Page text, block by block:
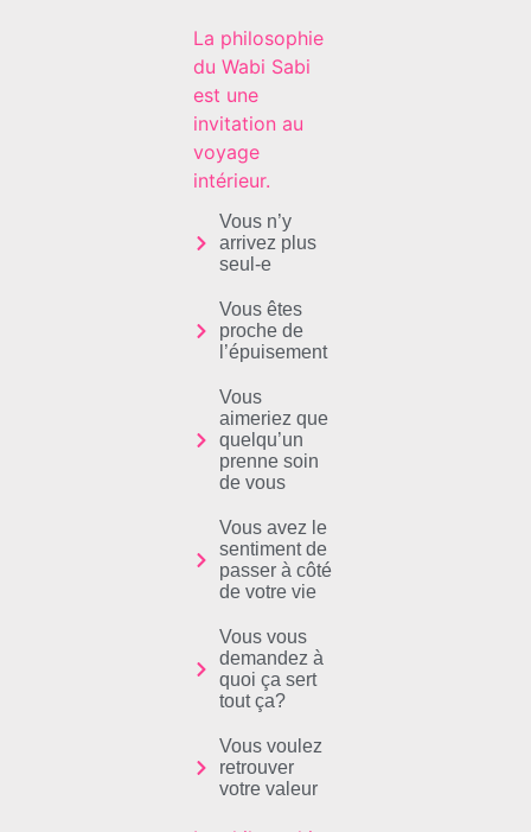
La philosophie
du Wabi Sabi
est une
invitation au
voyage
intérieur.
Vous n’y
arrivez plus
seul-e
Vous êtes
proche de
l’épuisement
Vous
aimeriez que
quelqu’un
prenne soin
de vous
Vous avez le
sentiment de
passer à côté
de votre vie
Vous vous
demandez à
quoi ça sert
tout ça?
Vous voulez
retrouver
votre valeur